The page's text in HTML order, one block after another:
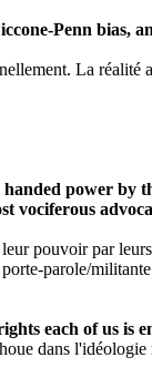
Penn bias,
La réalité
power by
vociferous
pouvoir par
parole/
each of us is
dans